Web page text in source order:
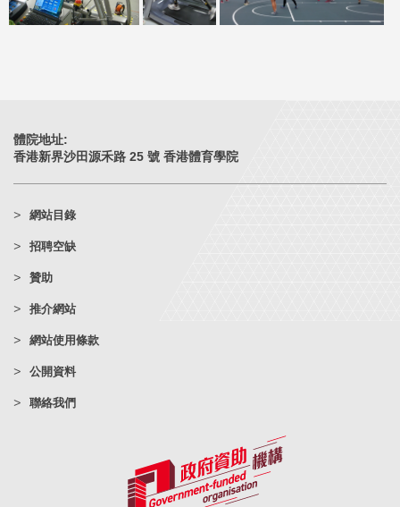
體院地址:
香港新界沙田源禾路 25 號 香港體育學院
網站目錄
招聘空缺
贊助
推介網站
網站使用條款
公開資料
聯絡我們